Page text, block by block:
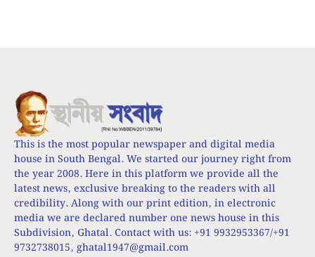
This is the most popular newspaper and digital media
house in South Bengal. We started our journey right from
the year 2008. Here in this platform we provide all the
latest news, exclusive breaking to the readers with all
credibility. Along with our print edition, in electronic
media we are declared number one news house in this
Subdivision, Ghatal. Contact with us: +91 9932953367/+91
9732738015, ghatal1947@gmail.com